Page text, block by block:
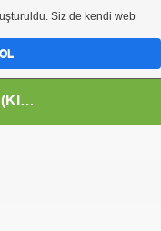
Kırıkköy Web Site (KIRIKKÖY-KİRİKKOY) HOŞGELDİNİZ
Siz de kendi web